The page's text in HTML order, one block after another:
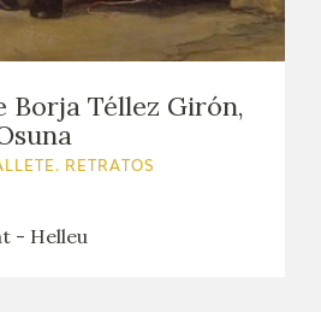
Borja Téllez Girón,
RETRATOS
- Helleu